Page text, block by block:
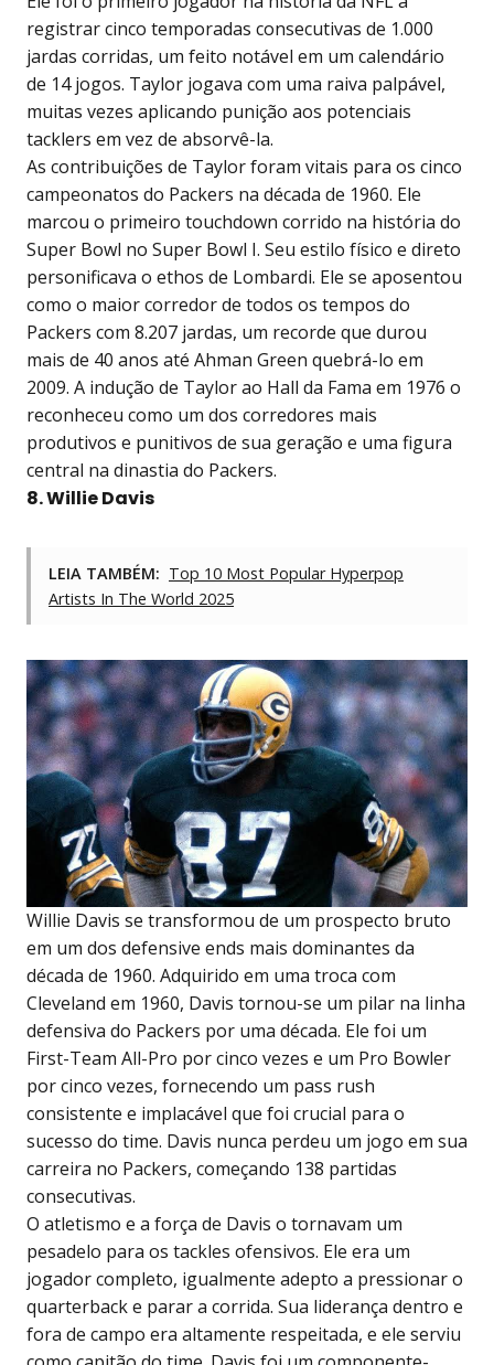
registrar cinco temporadas consecutivas de 1.000
jardas corridas, um feito notável em um calendário
de 14 jogos. Taylor jogava com uma raiva palpável,
muitas vezes aplicando punição aos potenciais
tacklers em vez de absorvê-la.
As contribuições de Taylor foram vitais para os cinco
campeonatos do Packers na década de 1960. Ele
marcou o primeiro touchdown corrido na história do
Super Bowl no Super Bowl I. Seu estilo físico e direto
personificava o ethos de Lombardi. Ele se aposentou
como o maior corredor de todos os tempos do
Packers com 8.207 jardas, um recorde que durou
mais de 40 anos até Ahman Green quebrá-lo em
2009. A indução de Taylor ao Hall da Fama em 1976 o
reconheceu como um dos corredores mais
produtivos e punitivos de sua geração e uma figura
central na dinastia do Packers.
8. Willie Davis
LEIA TAMBÉM: Top 10 Most Popular Hyperpop
Artists In The World 2025
Willie Davis se transformou de um prospecto bruto
em um dos defensive ends mais dominantes da
década de 1960. Adquirido em uma troca com
Cleveland em 1960, Davis tornou-se um pilar na linha
defensiva do Packers por uma década. Ele foi um
First-Team All-Pro por cinco vezes e um Pro Bowler
por cinco vezes, fornecendo um pass rush
consistente e implacável que foi crucial para o
sucesso do time. Davis nunca perdeu um jogo em sua
carreira no Packers, começando 138 partidas
consecutivas.
O atletismo e a força de Davis o tornavam um
pesadelo para os tackles ofensivos. Ele era um
jogador completo, igualmente adepto a pressionar o
quarterback e parar a corrida. Sua liderança dentro e
fora de campo era altamente respeitada, e ele serviu